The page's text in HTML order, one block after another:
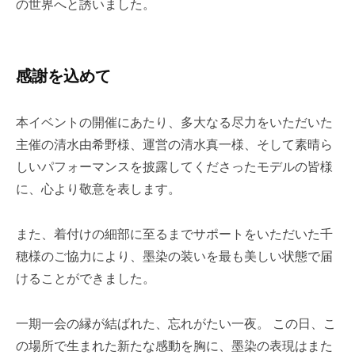
の世界へと誘いました。
感謝を込めて
本イベントの開催にあたり、多大なる尽力をいただいた
主催の清水由希野様、運営の清水真一様、そして素晴ら
しいパフォーマンスを披露してくださったモデルの皆様
に、心より敬意を表します。
また、着付けの細部に至るまでサポートをいただいた千
穂様のご協力により、墨染の装いを最も美しい状態で届
けることができました。
一期一会の縁が結ばれた、忘れがたい一夜。 この日、こ
の場所で生まれた新たな感動を胸に、墨染の表現はまた